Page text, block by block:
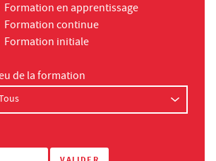
Formation en apprentissage
Formation continue
Formation initiale
de la formation